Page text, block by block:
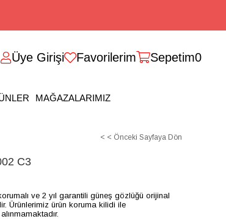
Üye Girişi Favorilerim Sepetim0
MAĞAZALARIMIZ
< < Önceki Sayfaya Dön
C3
ve 2 yıl garantili güneş gözlüğü orijinal
Ürünlerimiz ürün koruma kilidi ile